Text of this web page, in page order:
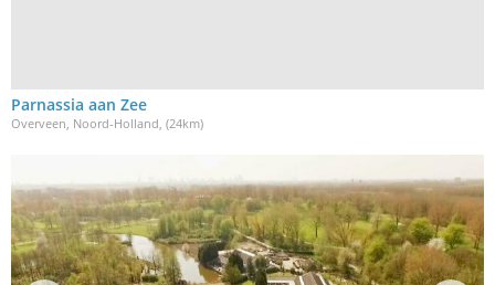
Parnassia aan Zee
Overveen, Noord-Holland , (24km)